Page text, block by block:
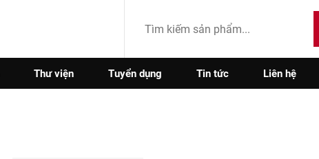
Thư viện Tuyển dụng Tin tức Liên hệ